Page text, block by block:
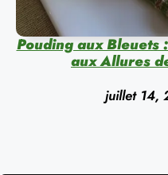
Pouding aux Bleuets
aux Allures
juillet 14,